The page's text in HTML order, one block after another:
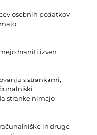
osebnih podatkov
hraniti izven
s strankami,
stranke nimajo
in druge